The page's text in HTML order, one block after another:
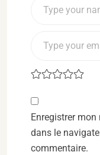
Enregistrer
dans le
commentaire.